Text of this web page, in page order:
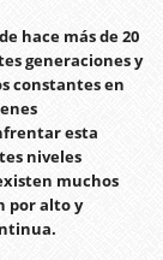
hace más de 20
generaciones y
constantes en
esta
niveles
muchos
por alto y